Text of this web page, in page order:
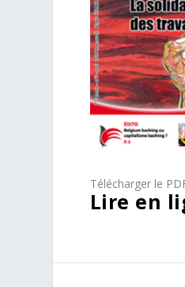
Télécharger le
Lire en